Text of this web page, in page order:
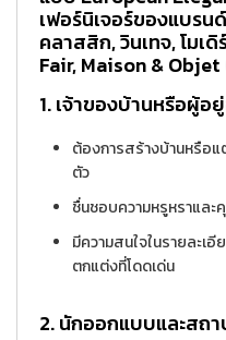
เฟอร์นิเจอร์ของแบรน
คลาสสิก, วินเทจ, โมเดิ
Fair,Maison & Objet
1.เจ้าของบ้านหรือผู้
ต้องการสร้างบ้านหรือแ
ตัว
ชื่นชอบความหรูหราแล
มีความสนใจในรายละเอี
ตกแต่งที่โดดเด่น
2.นักออกแบบและสถ